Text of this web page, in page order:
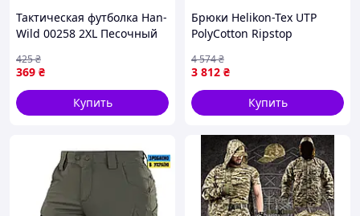
Тактическая футболка Han-
Wild 00258 2XL Песочный
369 ₴
425₴
Купить
Брюки Helikon-Tex UTP
PolyCotton Ripstop
тактические, легкие,
прочные.
3 812 ₴
4 574₴
Купить